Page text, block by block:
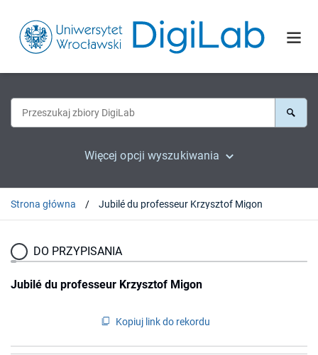
Więcej opcji wyszukiwania
Strona główna Jubilé du professeur Krzysztof Migon
DO PRZYPISANIA
Jubilé du professeur Krzysztof Migon
Kopiuj link do rekordu